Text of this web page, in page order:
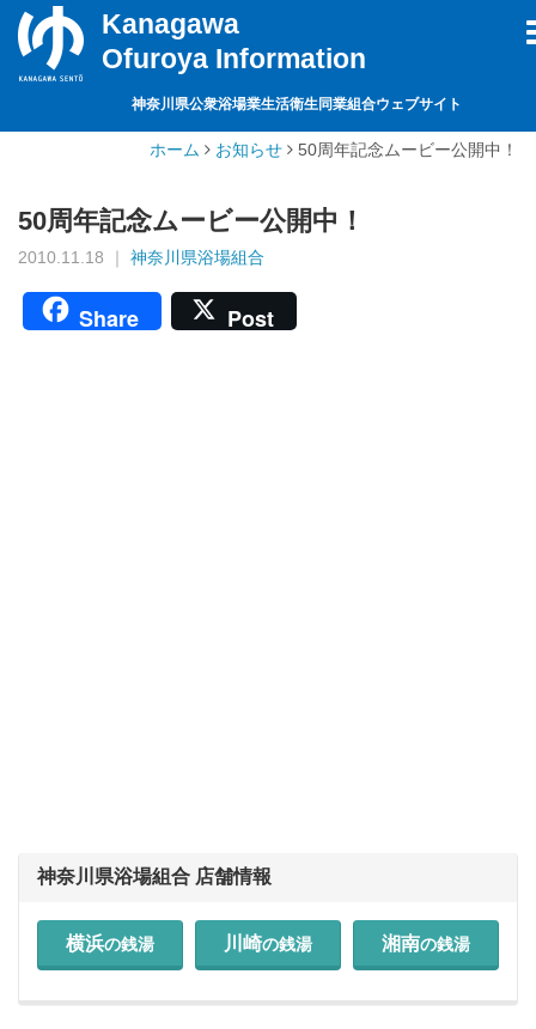
Kanagawa
Ofuroya Information
神奈川県公衆浴場業生活衛生同業組合ウェブサイト
ホーム お知らせ 50周年記念ムービー公開中！
50周年記念ムービー公開中！
2010.11.18 ｜ 神奈川県浴場組合
Share Post
神奈川県浴場組合 店舗情報
横浜の銭湯 川崎の銭湯 湘南の銭湯